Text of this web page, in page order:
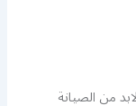
من الصيانة